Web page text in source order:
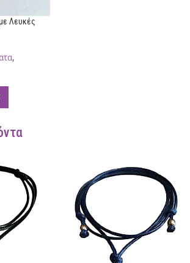
Λευκές
,